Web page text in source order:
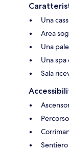
Una
Area
Una
Una
Sala